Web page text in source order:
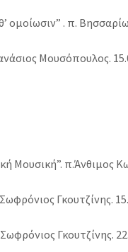
ομοίωσιν” . π.
Μουσόπουλος.
Μουσική”. π.Άνθιμος
Γκουτζίνης.
Γκουτζίνης.